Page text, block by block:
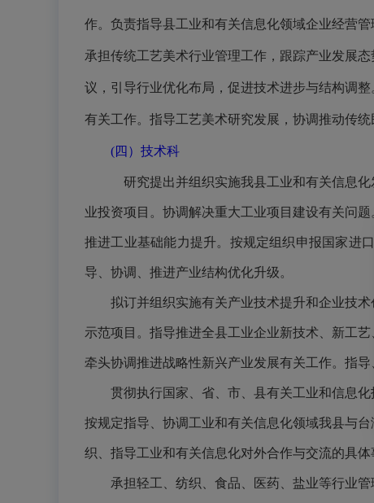
作。负责指导县工业和有关信息化领域企业经营管
承担传统工艺美术行业管理工作，跟踪产业发展
议，引导行业优化布局，促进技术进步与结构调
有关工作。指导工艺美术研究发展，协调推动传
(四 ）技术科
研究提出并组织实施我县工业和有关信息
业投资项目。协调解决重大工业项目建设有关问
推进工业基础能力提升。按规定组织申报国家进
导、协调、推进产业结构优化升级。
拟订并组织实施有关产业技术提升和企业技
示范项目。指导推进全县工业企业新技术、新工
牵头协调推进战略性新兴产业发展有关工作。指导
贯彻执行国家、省、市、县有关工业和信息
按规定指导、协调工业和有关信息化领域我县与
织、指导工业和有关信息化对外合作与交流的具体
承担轻工、纺织、食品、医药、盐业等行业